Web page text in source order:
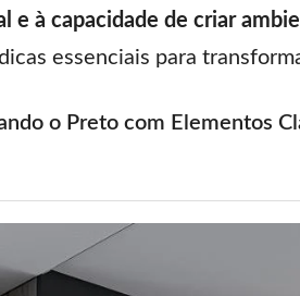
e à capacidade de criar
essenciais para
o Preto com Elementos